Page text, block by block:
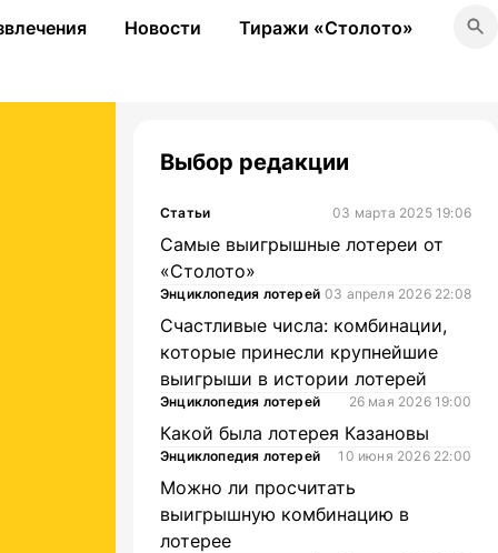
Новости Тиражи «Столото»
Выбор редакции
Статьи 03 марта 2025 19:06
Самые выигрышные лотереи от
«Столото»
Энциклопедия лотерей 03 апреля 2026 22:08
Счастливые числа: комбинации,
которые принесли крупнейшие
выигрыши в истории лотерей
Энциклопедия лотерей 26 мая 2026 19:00
Какой была лотерея Казановы
Энциклопедия лотерей 10 июня 2026 22:00
Можно ли просчитать
выигрышную комбинацию в
лотерее